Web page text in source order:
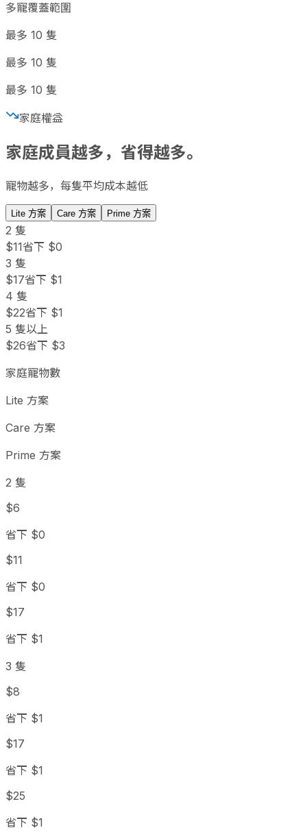
多寵覆蓋範圍
最多 10 隻
最多 10 隻
最多 10 隻
家庭權益
家庭成員越多，省得越多。
寵物越多，每隻平均成本越低
Lite 方案 Care 方案 Prime 方案
2 隻
$11省下 $0
3 隻
$17省下 $1
4 隻
$22省下 $1
5 隻以上
$26省下 $3
家庭寵物數
Lite 方案
Care 方案
Prime 方案
2 隻
$6
省下 $0
$11
省下 $0
$17
省下 $1
3 隻
$8
省下 $1
$17
省下 $1
$25
省下 $1